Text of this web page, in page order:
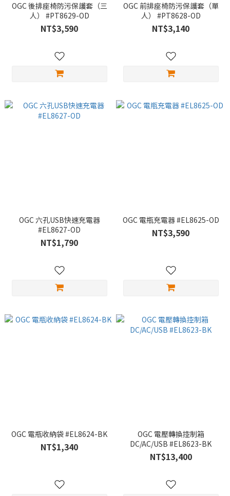
OGC 後排座椅防污保護套（三
人） #PT8629-OD
NT$3,590
OGC 前排座椅防污保護套（單
人） #PT8628-OD
NT$3,140
OGC 六孔USB快速充電器
#EL8627-OD
NT$1,790
OGC 電瓶充電器 #EL8625-OD
NT$3,590
OGC 電瓶收納袋 #EL8624-BK
NT$1,340
OGC 電壓轉換控制箱
DC/AC/USB #EL8623-BK
NT$13,400